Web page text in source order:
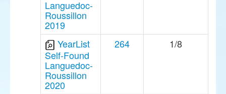
Languedoc-
Roussillon
2019
YearList
Self-Found
Languedoc-
Roussillon
2020
264 1/8